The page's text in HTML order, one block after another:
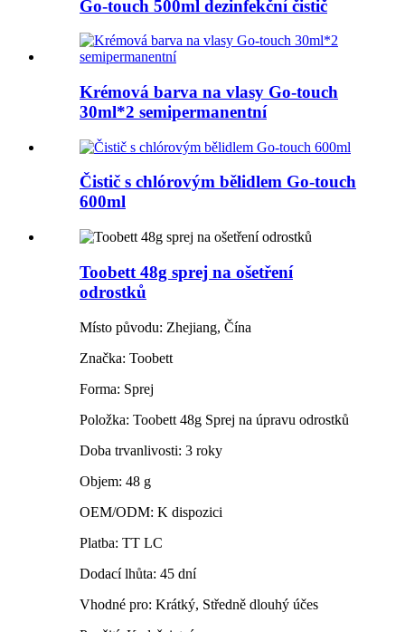
Go-touch 500ml dezinfekční čistič
Krémová barva na vlasy Go-touch
30ml*2 semipermanentní
Čistič s chlórovým bělidlem Go-touch
600ml
Toobett 48g sprej na ošetření
odrostků
Místo původu: Zhejiang, Čína
Značka: Toobett
Forma: Sprej
Položka: Toobett 48g Sprej na úpravu odrostků
Doba trvanlivosti: 3 roky
Objem: 48 g
OEM/ODM: K dispozici
Platba: TT LC
Dodací lhůta: 45 dní
Vhodné pro: Krátký, Středně dlouhý účes